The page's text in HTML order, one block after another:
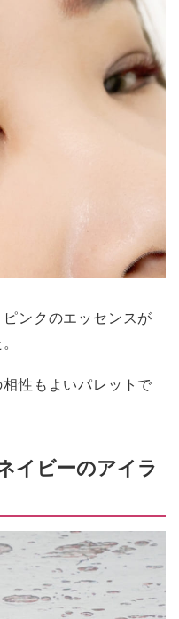
ンクのエッセンスが
性もよいパレットで
イビーのアイラ